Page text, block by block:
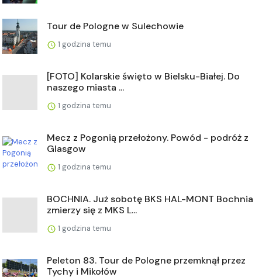
Tour de Pologne w Sulechowie
1 godzina temu
[FOTO] Kolarskie święto w Bielsku-Białej. Do
naszego miasta ...
1 godzina temu
Mecz z Pogonią przełożony. Powód - podróż z
Glasgow
1 godzina temu
BOCHNIA. Już sobotę BKS HAL-MONT Bochnia
zmierzy się z MKS L...
1 godzina temu
Peleton 83. Tour de Pologne przemknął przez
Tychy i Mikołów